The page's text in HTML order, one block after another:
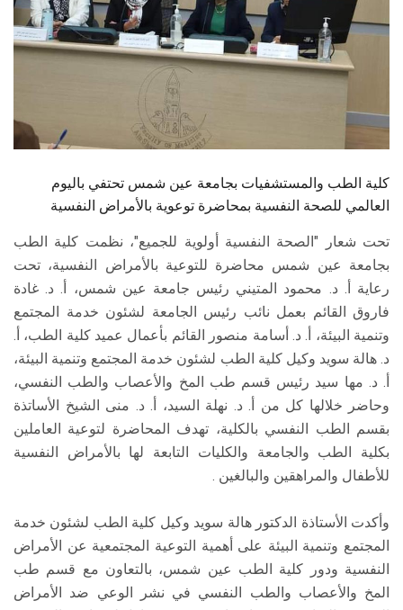
الخريجين
الزائـرون
كلية الطب والمستشفيات بجامعة عين شمس تحتفي باليوم
العالمي للصحة النفسية بمحاضرة توعوية بالأمراض النفسية
تحت شعار "الصحة النفسية أولوية للجميع"، نظمت كلية الطب
بجامعة عين شمس محاضرة للتوعية بالأمراض النفسية، تحت
رعاية أ. د. محمود المتيني رئيس جامعة عين شمس، أ. د. غادة
فاروق القائم بعمل نائب رئيس الجامعة لشئون خدمة المجتمع
وتنمية البيئة، أ. د. أسامة منصور القائم بأعمال عميد كلية الطب، أ.
د. هالة سويد وكيل كلية الطب لشئون خدمة المجتمع وتنمية البيئة،
أ. د. مها سيد رئيس قسم طب المخ والأعصاب والطب النفسي،
وحاضر خلالها كل من أ. د. نهلة السيد، أ. د. منى الشيخ الأساتذة
بقسم الطب النفسي بالكلية، تهدف المحاضرة لتوعية العاملين
بكلية الطب والجامعة والكليات التابعة لها بالأمراض النفسية
للأطفال والمراهقين والبالغين .
وأكدت الأستاذة الدكتور هالة سويد وكيل كلية الطب لشئون خدمة
المجتمع وتنمية البيئة على أهمية التوعية المجتمعية عن الأمراض
النفسية ودور كلية الطب عين شمس، بالتعاون مع قسم طب
المخ والأعصاب والطب النفسي في نشر الوعي ضد الأمراض